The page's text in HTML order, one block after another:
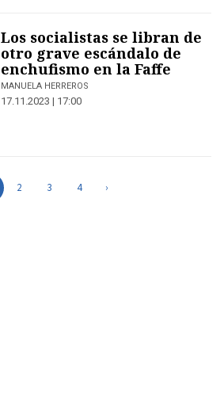
Los socialistas se libran de
otro grave escándalo de
enchufismo en la Faffe
MANUELA HERREROS
17.11.2023 | 17:00
2 3 4 ›